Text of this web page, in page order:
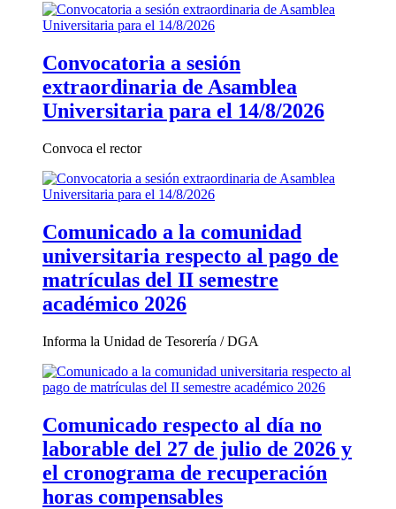
Convocatoria a sesión
extraordinaria de Asamblea
Universitaria para el 14/8/2026
Convoca el rector
Comunicado a la comunidad
universitaria respecto al pago de
matrículas del II semestre
académico 2026
Informa la Unidad de Tesorería / DGA
Comunicado respecto al día no
laborable del 27 de julio de 2026 y
el cronograma de recuperación
horas compensables